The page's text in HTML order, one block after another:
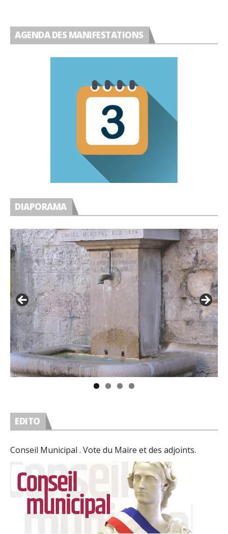
AGENDA DES MANIFESTATIONS
DIAPORAMA
EDITO
Conseil Municipal . Vote du Maire et des adjoints.